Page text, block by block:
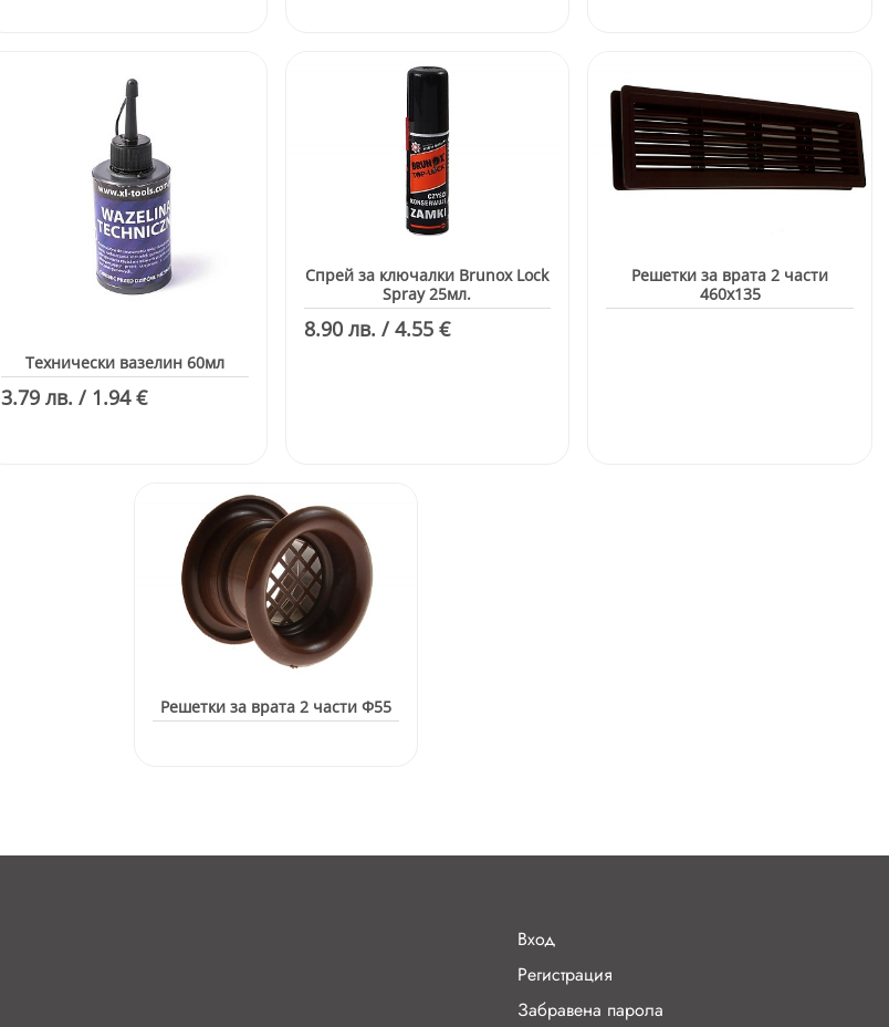
Технически вазелин 60мл
3.79 лв. / 1.94 €
Спрей за ключалки Brunox Lock
Spray 25мл.
8.90 лв. / 4.55 €
Решетки за врата 2 части
460х135
Решетки за врата 2 части Ф55
Вход
Регистрация
Забравена парола